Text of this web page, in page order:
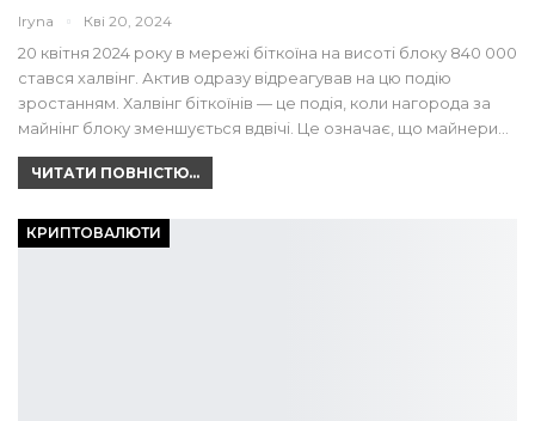
Iryna Кві 20, 2024
20 квітня 2024 року в мережі біткоїна на висоті блоку 840 000
стався халвінг. Актив одразу відреагував на цю подію
зростанням. Халвінг біткоїнів — це подія, коли нагорода за
майнінг блоку зменшується вдвічі. Це означає, що майнери…
ЧИТАТИ ПОВНІСТЮ...
КРИПТОВАЛЮТИ